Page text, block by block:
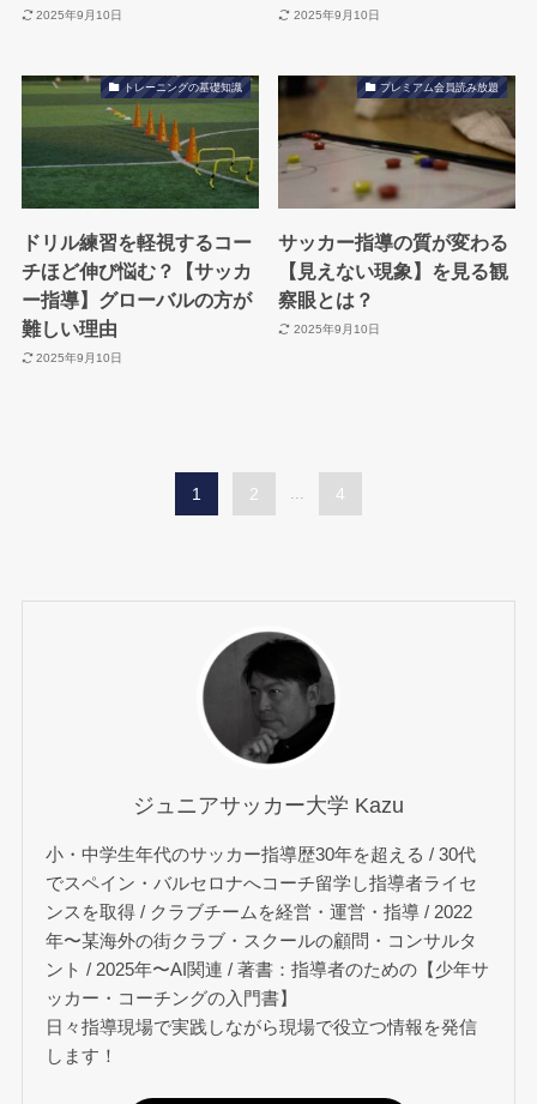
2025年9月10日 2025年9月10日
トレーニングの基礎知識
ドリル練習を軽視するコー
チほど伸び悩む？【サッカ
ー指導】グローバルの方が
難しい理由
2025年9月10日
プレミアム会員読み放題
サッカー指導の質が変わる
【見えない現象】を見る観
察眼とは？
2025年9月10日
1 2 ... 4
ジュニアサッカー大学 Kazu
小・中学生年代のサッカー指導歴30年を超える / 30代
でスペイン・バルセロナへコーチ留学し指導者ライセ
ンスを取得 / クラブチームを経営・運営・指導 / 2022
年〜某海外の街クラブ・スクールの顧問・コンサルタ
ント / 2025年〜AI関連 / 著書：指導者のための【少年サ
ッカー・コーチングの入門書】
日々指導現場で実践しながら現場で役立つ情報を発信
します！